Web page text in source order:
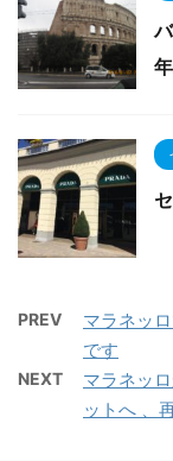
PREV
マラネッ
です
NEXT
マラネッ
ットへ 、